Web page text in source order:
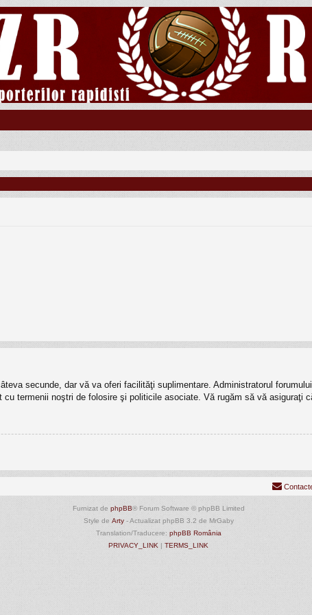
secunde, dar vă va oferi facilităţi suplimentare. Administratorul
termenii noştri de folosire şi politicile asociate. Vă rugăm să vă asiguraţi
Furnizat de phpBB® Forum Software © phpBB Limited
Style de Arty- Actualizat phpBB 3.2 de MrGaby
Translation/Traducere: phpBB România
PRIVACY_LINK | TERMS_LINK